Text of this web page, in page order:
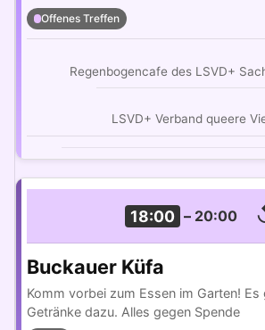
Offenes Treffen
Regenbogencafe des LSVD+
LSVD+ Verband queere
18:00 – 20:00
Buckauer Küfa
Komm vorbei zum Essen im Garten! Es
Getränke dazu. Alles gegen Spende